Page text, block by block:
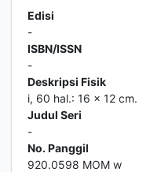
Edisi
-
ISBN/ISSN
-
Deskripsi Fisik
i, 60 hal.: 16 x 12 cm.
Judul Seri
-
No. Panggil
920.0598 MOM w